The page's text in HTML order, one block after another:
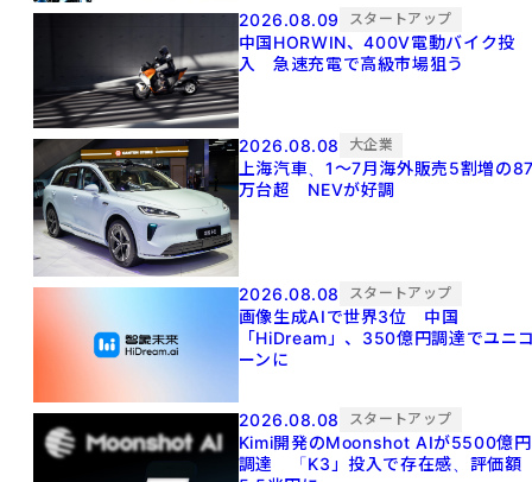
2026.08.09 スタートアップ
中国HORWIN、400V電動バイク投
入 急速充電で高級市場狙う
2026.08.08 大企業
上海汽車、1～7月海外販売5割増の
万台超 NEVが好調
2026.08.08 スタートアップ
画像生成AIで世界3位 中国
「HiDream」、350億円調達でユニ
ーンに
2026.08.08 スタートアップ
Kimi開発のMoonshot AIが5500億円
調達 「K3」投入で存在感、評価額